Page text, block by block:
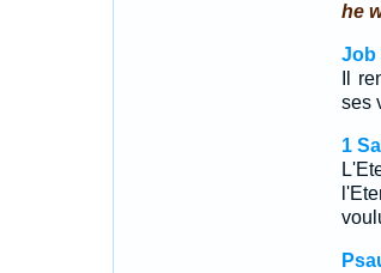
he
Job
Il
ses
1